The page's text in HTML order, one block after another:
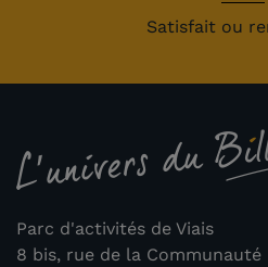
Satisfait ou
Parc d'activités de Viais
8 bis, rue de la Communauté